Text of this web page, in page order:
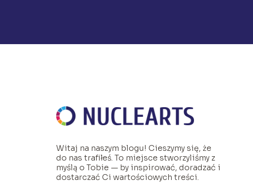
Witaj na naszym blogu! Cieszymy się, że
do nas trafiłeś. To miejsce stworzyliśmy z
myślą o Tobie — by inspirować, doradzać i
dostarczać Ci wartościowych treści.